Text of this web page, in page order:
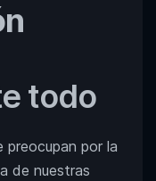
todo
preocupan por la
de nuestras